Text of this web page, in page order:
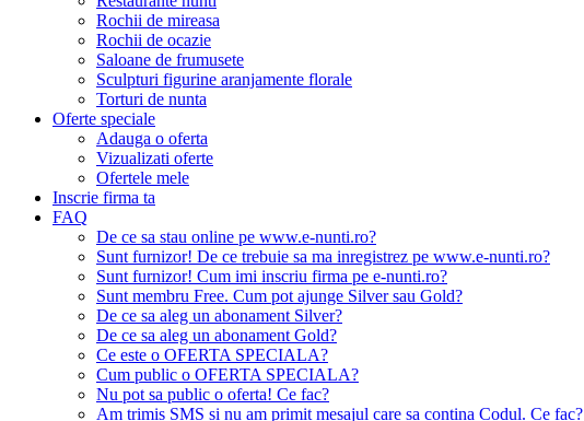
Rochii de mireasa
Rochii de ocazie
Saloane de frumusete
Sculpturi figurine aranjamente florale
Torturi de nunta
Oferte speciale
Adauga o oferta
Vizualizati oferte
Ofertele mele
Inscrie firma ta
FAQ
De ce sa stau online pe www.e-nunti.ro?
Sunt furnizor! De ce trebuie sa ma inregistrez pe www.e-nunti.ro?
Sunt furnizor! Cum imi inscriu firma pe e-nunti.ro?
Sunt membru Free. Cum pot ajunge Silver sau Gold?
De ce sa aleg un abonament Silver?
De ce sa aleg un abonament Gold?
Ce este o OFERTA SPECIALA?
Cum public o OFERTA SPECIALA?
Nu pot sa public o oferta! Ce fac?
Am trimis SMS si nu am primit mesajul care sa contina Codul. Ce fac?